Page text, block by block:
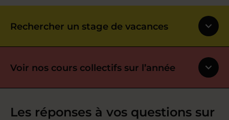
Rechercher un stage de vacances
Voir nos cours collectifs sur l’année
Les réponses à vos questions sur